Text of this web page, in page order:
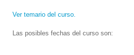
Ver temario del curso.
Las posibles fechas del curso son: